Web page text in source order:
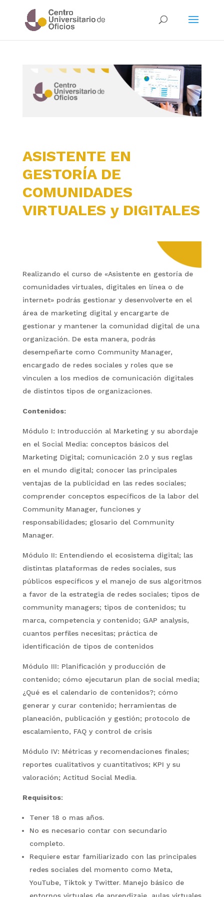
ASISTENTE EN
GESTORÍA DE
COMUNIDADES
VIRTUALES y DIGITALES
Realizando el curso de «Asistente en gestoría de
comunidades virtuales, digitales en línea o de
internet» podrás gestionar y desenvolverte en el
área de marketing digital y encargarte de
gestionar y mantener la comunidad digital de una
organización. De esta manera, podrás
desempeñarte como Community Manager,
encargado de redes sociales y roles que se
vinculen a los medios de comunicación digitales
de distintos tipos de organizaciones.
Contenidos:
Módulo I: Introducción al Marketing y su abordaje
en el Social Media: conceptos básicos del
Marketing Digital; comunicación 2.0 y sus reglas
en el mundo digital; conocer las principales
ventajas de la publicidad en las redes sociales;
comprender conceptos específicos de la labor del
Community Manager, funciones y
responsabilidades; glosario del Community
Manager.
Módulo II: Entendiendo el ecosistema digital; las
distintas plataformas de redes sociales, sus
públicos específicos y el manejo de sus algoritmos
a favor de la estrategia de redes sociales; tipos de
community managers; tipos de contenidos; tu
marca, competencia y contenido; GAP analysis,
cuantos perfiles necesitas; práctica de
identificación de tipos de contenidos
Módulo III: Planificación y producción de
contenido; cómo ejecutarun plan de social media;
¿Qué es el calendario de contenidos?; cómo
generar y curar contenido; herramientas de
planeación, publicación y gestión; protocolo de
escalamiento, FAQ y control de crisis
Módulo IV: Métricas y recomendaciones finales;
reportes cualitativos y cuantitativos; KPI y su
valoración; Actitud Social Media.
Requisitos:
Tener 18 o mas años.
No es necesario contar con secundario
completo.
Requiere estar familiarizado con las principales
redes sociales del momento como Meta,
YouTube, Tiktok y Twitter. Manejo básico de